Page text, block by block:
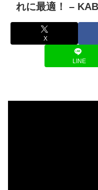
れに最適！ –
X
LINE